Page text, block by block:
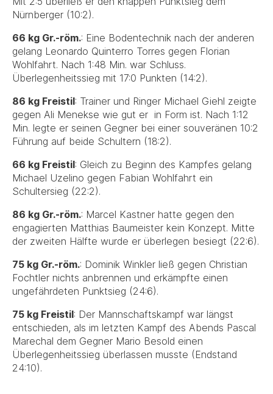
Nürnberger (10:2).
66 kg Gr.-röm.: Eine Bodentechnik nach der anderen
gelang Leonardo Quinterro Torres gegen Florian
Wohlfahrt. Nach 1:48 Min. war Schluss.
Überlegenheitssieg mit 17:0 Punkten (14:2).
86 kg Freistil: Trainer und Ringer Michael Giehl zeigte
gegen Ali Menekse wie gut er in Form ist. Nach 1:12
Min. legte er seinen Gegner bei einer souveränen 10:2
Führung auf beide Schultern (18:2).
66 kg Freistil: Gleich zu Beginn des Kampfes gelang
Michael Uzelino gegen Fabian Wohlfahrt ein
Schultersieg (22:2).
86 kg Gr.-röm.: Marcel Kastner hatte gegen den
engagierten Matthias Baumeister kein Konzept. Mitte
der zweiten Hälfte wurde er überlegen besiegt (22:6).
75 kg Gr.-röm.: Dominik Winkler ließ gegen Christian
Fochtler nichts anbrennen und erkämpfte einen
ungefährdeten Punktsieg (24:6).
75 kg Freistil: Der Mannschaftskampf war längst
entschieden, als im letzten Kampf des Abends Pascal
Marechal dem Gegner Mario Besold einen
Überlegenheitssieg überlassen musste (Endstand
24:10).